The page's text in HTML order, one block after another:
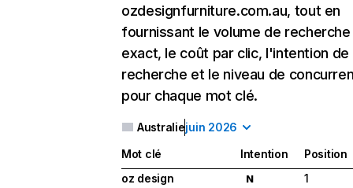
ozdesignfurniture.com.au, tout en
fournissant le volume de recherche
exact, le coût par clic, l'intention de
recherche et le niveau de
pour chaque mot clé.
Australiejuin 2026
Mot clé Intention
Position
oz design
N
1